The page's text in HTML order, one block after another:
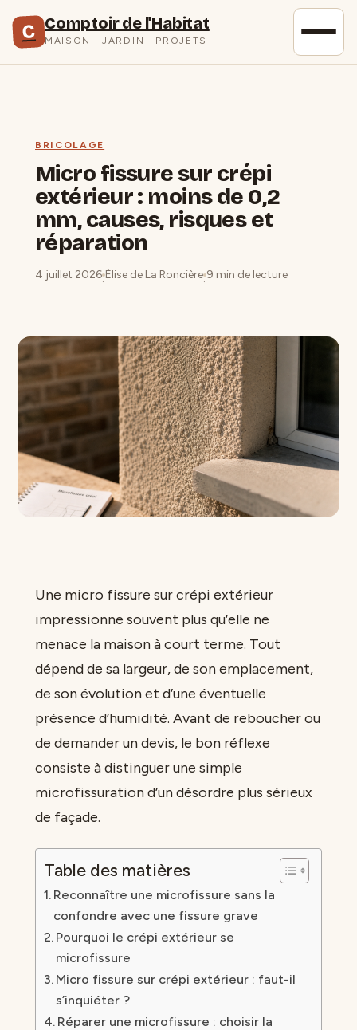
C Comptoir de l'Habitat
MAISON · JARDIN · PROJETS
BRICOLAGE
Micro fissure sur crépi
extérieur : moins de 0,2
mm, causes, risques et
réparation
4 juillet 2026
·
Élise de La Roncière
·
9 min de lecture
Une micro fissure sur crépi extérieur
impressionne souvent plus qu’elle ne
menace la maison à court terme. Tout
dépend de sa largeur, de son emplacement,
de son évolution et d’une éventuelle
présence d’humidité. Avant de reboucher ou
de demander un devis, le bon réflexe
consiste à distinguer une simple
microfissuration d’un désordre plus sérieux
de façade.
Table des matières
Reconnaître une microfissure sans la
confondre avec une fissure grave
Pourquoi le crépi extérieur se
microfissure
Micro fissure sur crépi extérieur : faut-il
s’inquiéter ?
Réparer une microfissure : choisir la